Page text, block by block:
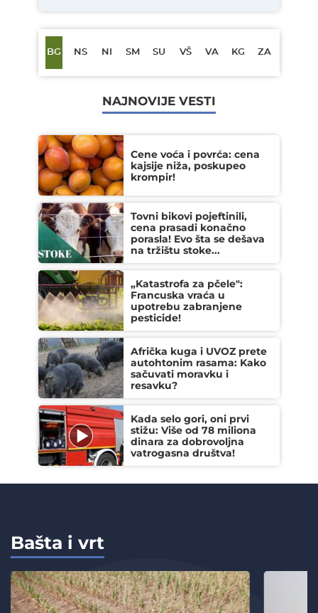
BG NS NI SM SU VŠ VA KG ZA
NAJNOVIJE VESTI
Cene voća i povrća: cena
kajsije niža, poskupeo
krompir!
Tovni bikovi pojeftinili,
cena prasadi konačno
porasla! Evo šta se dešava
na tržištu stoke...
„Katastrofa za pčele":
Francuska vraća u
upotrebu zabranjene
pesticide!
Afrička kuga i UVOZ prete
autohtonim rasama: Kako
sačuvati moravku i
resavku?
Kada selo gori, oni prvi
stižu: Više od 78 miliona
dinara za dobrovoljna
vatrogasna društva!
Bašta i vrt